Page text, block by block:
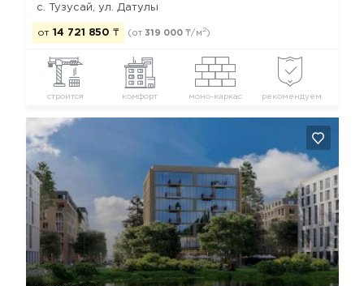
с. Тузусай, ул. Датулы
от 14 721 850 ₸ (от 319 000 ₸/м2)
строится комфорт моно-каркас рекомендуем
Отмена